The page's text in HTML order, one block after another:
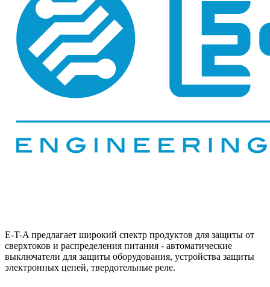
E-T-A предлагает широкий спектр продуктов для защиты от
сверхтоков и распределения питания - автоматические
выключатели для защиты оборудования, устройства защиты
электронных цепей, твердотельные реле.